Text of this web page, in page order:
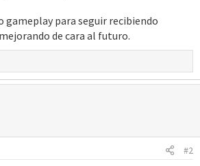
gameplay para seguir recibiendo
de cara al futuro.
#2